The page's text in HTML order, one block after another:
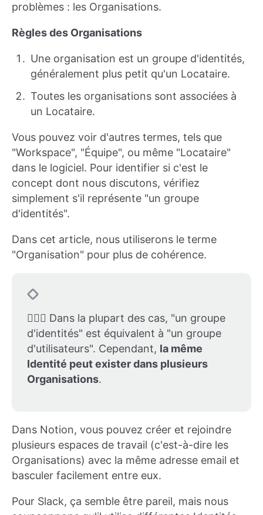
problèmes : les Organisations.
Règles des Organisations
Une organisation est un groupe d'identités,
généralement plus petit qu'un Locataire.
Toutes les organisations sont associées à
un Locataire.
Vous pouvez voir d'autres termes, tels que
"Workspace", "Équipe", ou même "Locataire"
dans le logiciel. Pour identifier si c'est le
concept dont nous discutons, vérifiez
simplement s'il représente "un groupe
d'identités".
Dans cet article, nous utiliserons le terme
"Organisation" pour plus de cohérence.
🤹🏽‍♀️ Dans la plupart des cas, "un groupe
d'identités" est équivalent à "un groupe
d'utilisateurs". Cependant, la même
Identité peut exister dans plusieurs
Organisations.
Dans Notion, vous pouvez créer et rejoindre
plusieurs espaces de travail (c'est-à-dire les
Organisations) avec la même adresse email et
basculer facilement entre eux.
Pour Slack, ça semble être pareil, mais nous